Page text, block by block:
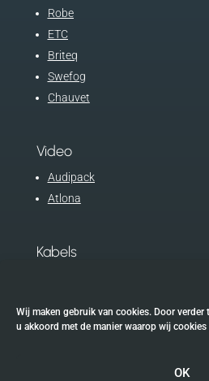
Wij maken gebruik van cookies. Door
u akkoord met de manier waarop wij
OK
Robe
ETC
Briteq
Swefog
Chauvet
Video
Audipack
Atlona
Kabels